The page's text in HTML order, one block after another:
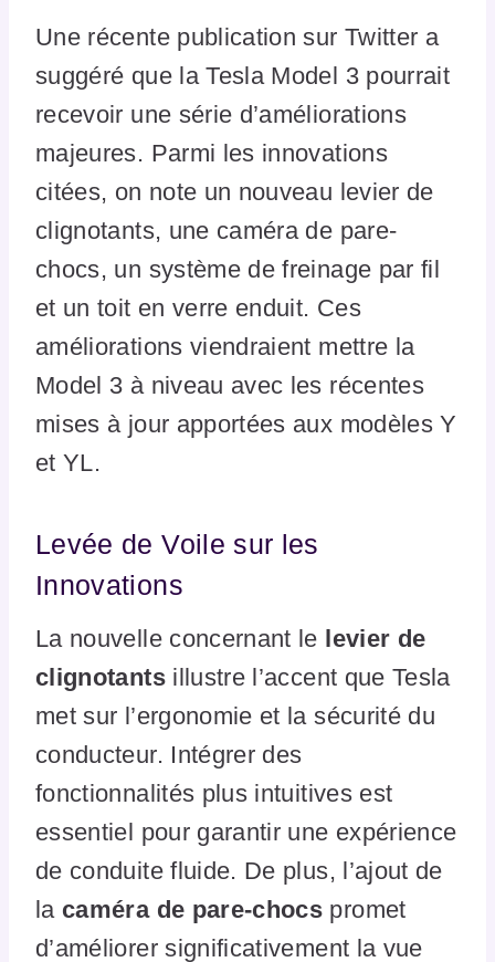
Une récente publication sur Twitter a
suggéré que la Tesla Model 3 pourrait
recevoir une série d’améliorations
majeures. Parmi les innovations
citées, on note un nouveau levier de
clignotants, une caméra de pare-
chocs, un système de freinage par fil
et un toit en verre enduit. Ces
améliorations viendraient mettre la
Model 3 à niveau avec les récentes
mises à jour apportées aux modèles Y
et YL.
Levée de Voile sur les
Innovations
La nouvelle concernant le levier de
clignotantsillustre l’accent que Tesla
met sur l’ergonomie et la sécurité du
conducteur. Intégrer des
fonctionnalités plus intuitives est
essentiel pour garantir une expérience
de conduite fluide. De plus, l’ajout de
la caméra de pare-chocs promet
d’améliorer significativement la vue